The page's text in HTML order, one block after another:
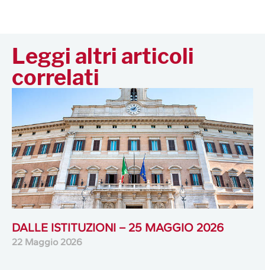
Leggi altri articoli
correlati
DALLE ISTITUZIONI – 25 MAGGIO 2026
22 Maggio 2026